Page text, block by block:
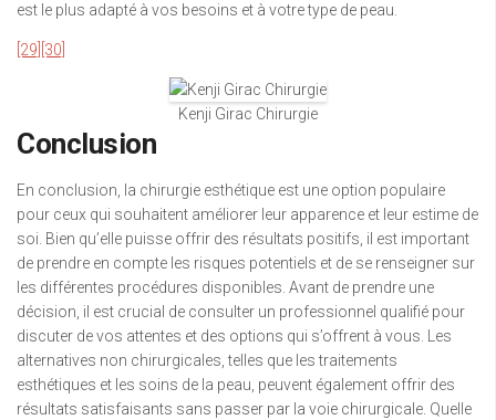
est le plus adapté à vos besoins et à votre type de peau.
[29] [30]
Kenji Girac Chirurgie
Conclusion
En conclusion, la chirurgie esthétique est une option populaire
pour ceux qui souhaitent améliorer leur apparence et leur estime de
soi. Bien qu’elle puisse offrir des résultats positifs, il est important
de prendre en compte les risques potentiels et de se renseigner sur
les différentes procédures disponibles. Avant de prendre une
décision, il est crucial de consulter un professionnel qualifié pour
discuter de vos attentes et des options qui s’offrent à vous. Les
alternatives non chirurgicales, telles que les traitements
esthétiques et les soins de la peau, peuvent également offrir des
résultats satisfaisants sans passer par la voie chirurgicale. Quelle